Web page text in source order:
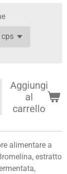
Aggiungi
al
carrello
alimentare a
estratto